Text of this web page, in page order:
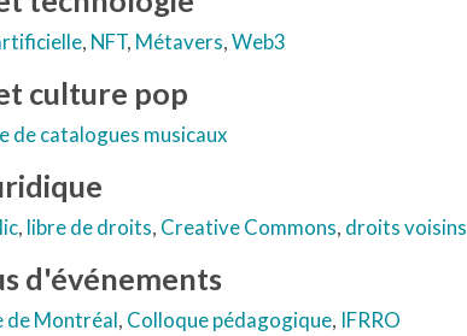
, NFT, Métavers,Web3
culture pop
de catalogues musicaux
, libre de droits, Creative Commons, droits voisins
d'événements
de Montréal, Colloque pédagogique, IFRRO